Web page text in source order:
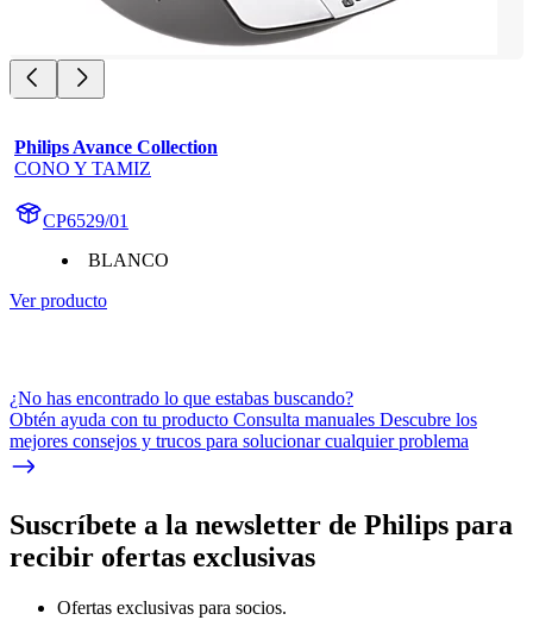
Philips Avance Collection
CONO Y TAMIZ
CP6529/01
BLANCO
Ver producto
¿No has encontrado lo que estabas buscando?
Obtén ayuda con tu producto Consulta manuales Descubre los
mejores consejos y trucos para solucionar cualquier problema
Suscríbete a la newsletter de Philips para
recibir ofertas exclusivas
Ofertas exclusivas para socios.